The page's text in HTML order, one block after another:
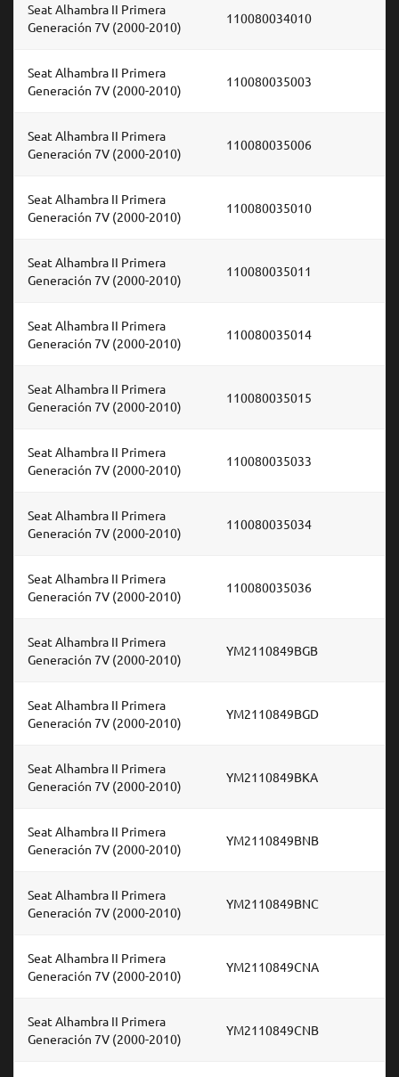
Seat Alhambra II Primera
Generación 7V (2000-2010)
110080034010
Seat Alhambra II Primera
Generación 7V (2000-2010)
110080035003
Seat Alhambra II Primera
Generación 7V (2000-2010)
110080035006
Seat Alhambra II Primera
Generación 7V (2000-2010)
110080035010
Seat Alhambra II Primera
Generación 7V (2000-2010)
110080035011
Seat Alhambra II Primera
Generación 7V (2000-2010)
110080035014
Seat Alhambra II Primera
Generación 7V (2000-2010)
110080035015
Seat Alhambra II Primera
Generación 7V (2000-2010)
110080035033
Seat Alhambra II Primera
Generación 7V (2000-2010)
110080035034
Seat Alhambra II Primera
Generación 7V (2000-2010)
110080035036
Seat Alhambra II Primera
Generación 7V (2000-2010)
YM2110849BGB
Seat Alhambra II Primera
Generación 7V (2000-2010)
YM2110849BGD
Seat Alhambra II Primera
Generación 7V (2000-2010)
YM2110849BKA
Seat Alhambra II Primera
Generación 7V (2000-2010)
YM2110849BNB
Seat Alhambra II Primera
Generación 7V (2000-2010)
YM2110849BNC
Seat Alhambra II Primera
Generación 7V (2000-2010)
YM2110849CNA
Seat Alhambra II Primera
Generación 7V (2000-2010)
YM2110849CNB